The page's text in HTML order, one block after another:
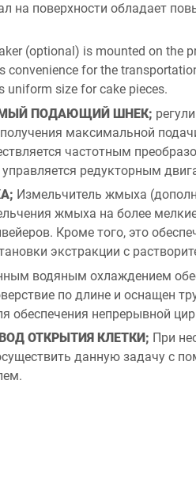
на поверхности обладает
(optional) is mounted on the
convenience for the
uniform size for cake pieces.
ПОДАЮЩИЙ ШНЕК;
максимальной
частотным
редукторным
Измельчитель жмыха
жмыха на более
Кроме того, это
экстракции с
водяным охлаждением
по длине и оснащен
обеспечения непрерывной
ОТКРЫТИЯ КЛЕТКИ; При
данную задачу с